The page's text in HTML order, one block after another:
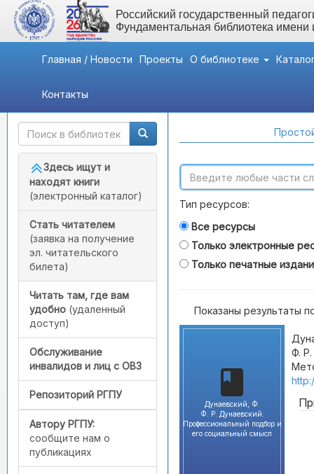
Российский государственный
Фундаментальная библиотека
Главная / Новости Проекты О библиотеке
Контакты
Быстрый доступ
Здесь ищут и
находят книги
(электронный каталог)
Стать читателем
(заявка на получение
эл. читательского
билета)
Читать там, где вам
удобно (удаленный
доступ)
Обслуживание
инвалидов и лиц с ОВЗ
Репозиторий РГПУ
Автору РГПУ:
сообщите нам о
публикациях
Тип ресурсов:
Все ресурсы
Только электронные
Только печатные
Показаны результаты
Дунаевский, Ф.
Ф. Р. Дунаевский.
Профессиональный подбор и
его социальный смысл
Ф.